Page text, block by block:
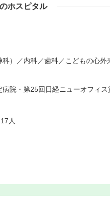
ホスピタル
）／内科／歯科／こどもの心
病院・第25回日経ニューオフィス
人